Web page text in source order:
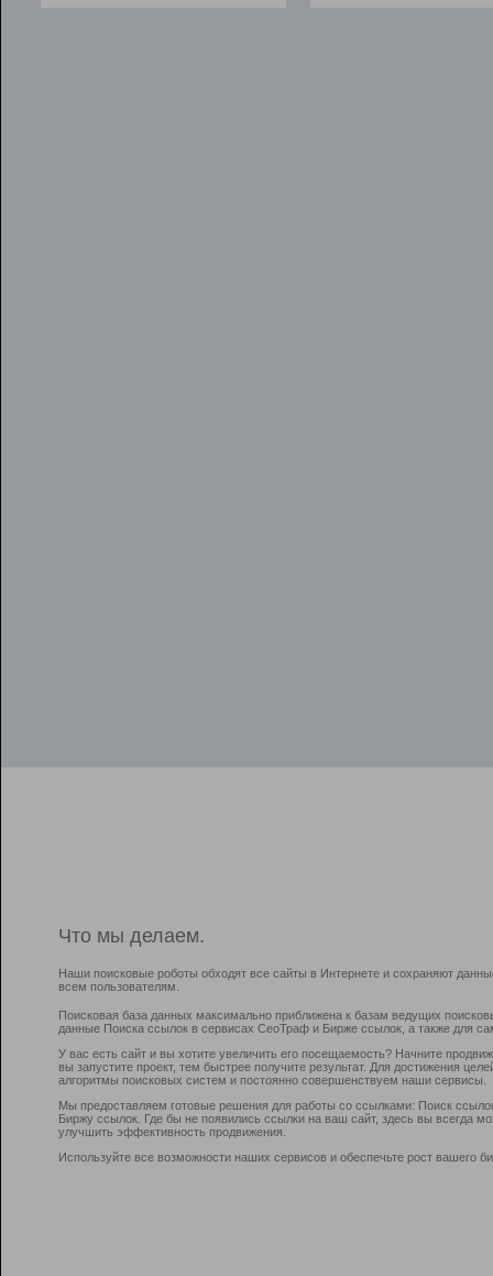
Что мы делаем.
Наши поисковые роботы обходят все сайты в Интернете и сохраняют
всем пользователям.
Поисковая база данных максимально приближена к базам ведущих
данные Поиска ссылок в сервисах СеоТраф и Бирже ссылок, а также для
У вас есть сайт и вы хотите увеличить его посещаемость? Начните
вы запустите проект, тем быстрее получите результат. Для достижения
алгоритмы поисковых систем и постоянно совершенствуем наши сервисы.
Мы предоставляем готовые решения для работы со ссылками: Поиск
Биржу ссылок. Где бы не появились ссылки на ваш сайт, здесь вы всегда
улучшить эффективность продвижения.
Используйте все возможности наших сервисов и обеспечьте рост вашего